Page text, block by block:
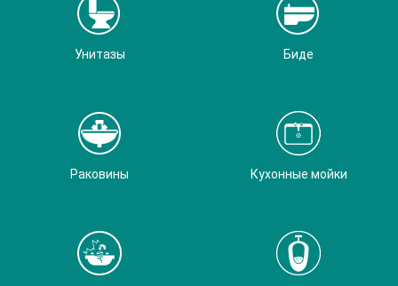
Унитазы Биде
Раковины Кухонные мойки